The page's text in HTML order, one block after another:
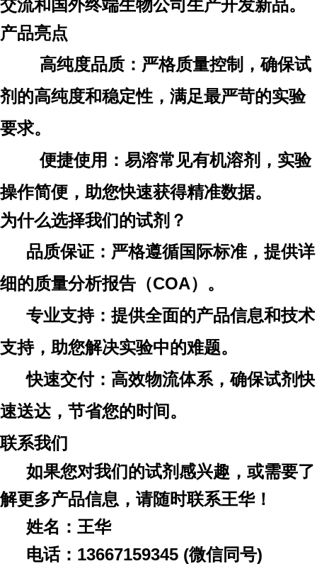
交流和国外终端生物公司生产开发新品。
产品亮点
高纯度品质 ：严格质量控制，确保试
剂的高纯度和稳定性，满足最严苛的实验
要求。
便捷使用：易溶常见有机溶剂，实验
操作简便，助您快速获得精准数据。
为什么选择我们的试剂？
品质保证：严格遵循国际标准，提供详
细的质量分析报告（COA）。
专业支持：提供全面的产品信息和技术
支持，助您解决实验中的难题。
快速交付：高效物流体系，确保试剂快
速送达，节省您的时间。
联系我们
如果您对我们的试剂感兴趣，或需要了
解更多产品信息，请随时联系王华！
姓名：王华
电话： 13667159345 (微信同号)